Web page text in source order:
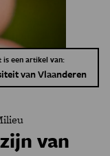
is een artikel van:
van Vlaanderen
van